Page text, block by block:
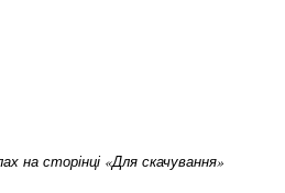
на сторінці «Для скачування»